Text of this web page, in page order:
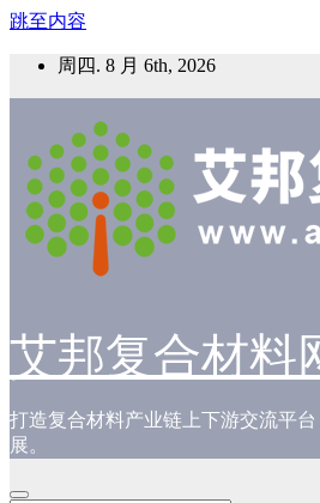
跳至内容
周四. 8 月 6th, 2026
艾邦复合材料
打造复合材料产业链上下游交流平
展。